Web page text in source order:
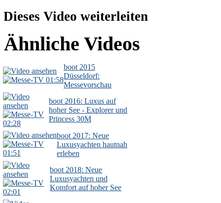
Dieses Video weiterleiten
Ähnliche Videos
01:58
boot 2015
Düsseldorf:
Messevorschau
02:28
boot 2016: Luxus auf
hoher See - Explorer und
Princess 30M
01:51
boot 2017: Neue
Luxusyachten hautnah
erleben
02:01
boot 2018: Neue
Luxusyachten und
Komfort auf hoher See